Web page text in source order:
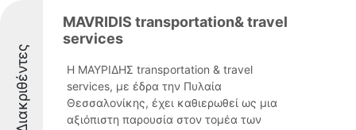
Διακριθέντες
MAVRIDIS transportation& travel
services
Η ΜΑΥΡΙΔΗΣ transportation & travel
services, με έδρα την Πυλαία
Θεσσαλονίκης, έχει καθιερωθεί ως μια
αξιόπιστη παρουσία στον τομέα των